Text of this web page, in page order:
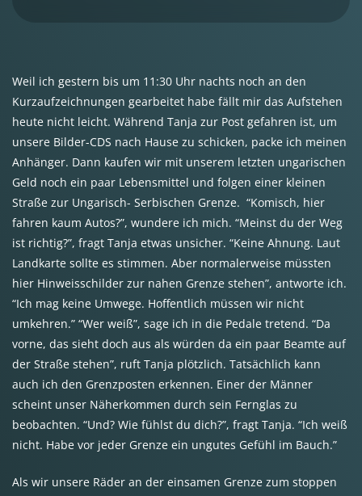
Weil ich gestern bis um 11:30 Uhr nachts noch an den
Kurzaufzeichnungen gearbeitet habe fällt mir das Aufstehen
heute nicht leicht. Während Tanja zur Post gefahren ist, um
unsere Bilder-CDS nach Hause zu schicken, packe ich meinen
Anhänger. Dann kaufen wir mit unserem letzten ungarischen
Geld noch ein paar Lebensmittel und folgen einer kleinen
Straße zur Ungarisch- Serbischen Grenze. “Komisch, hier
fahren kaum Autos?”, wundere ich mich. “Meinst du der Weg
ist richtig?”, fragt Tanja etwas unsicher. “Keine Ahnung. Laut
Landkarte sollte es stimmen. Aber normalerweise müssten
hier Hinweisschilder zur nahen Grenze stehen”, antworte ich.
“Ich mag keine Umwege. Hoffentlich müssen wir nicht
umkehren.” “Wer weiß”, sage ich in die Pedale tretend. “Da
vorne, das sieht doch aus als würden da ein paar Beamte auf
der Straße stehen”, ruft Tanja plötzlich. Tatsächlich kann
auch ich den Grenzposten erkennen. Einer der Männer
scheint unser Näherkommen durch sein Fernglas zu
beobachten. “Und? Wie fühlst du dich?”, fragt Tanja. “Ich weiß
nicht. Habe vor jeder Grenze ein ungutes Gefühl im Bauch.”
Als wir unsere Räder an der einsamen Grenze zum stoppen